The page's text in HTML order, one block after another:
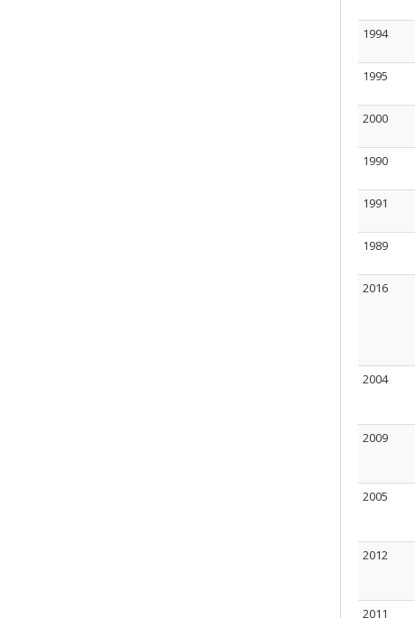
1994
1995
2000
1990
1991
1989
2016
2004
2009
2005
2012
2011